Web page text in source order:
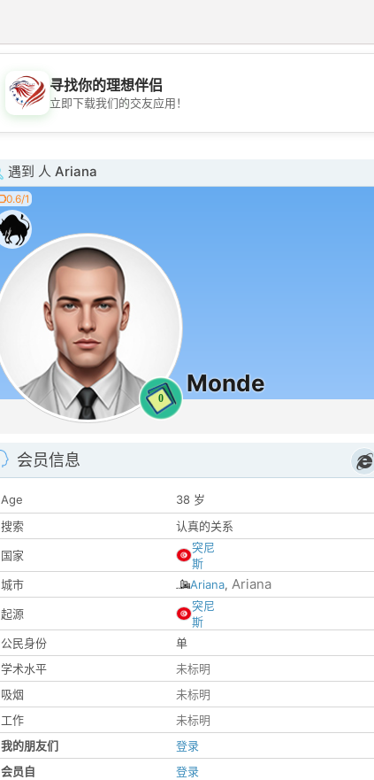
💖
💕
寻找你的理想伴侣
立即下载我们的交友应用！
遇到 人 Ariana
0.6/1
0
Monde
会员信息
Age
38 岁
搜索
认真的关系
国家
突尼
斯
城市
Ariana, Ariana
起源
突尼
斯
公民身份
单
学术水平
未标明
吸烟
未标明
工作
未标明
我的朋友们
登录
会员自
登录